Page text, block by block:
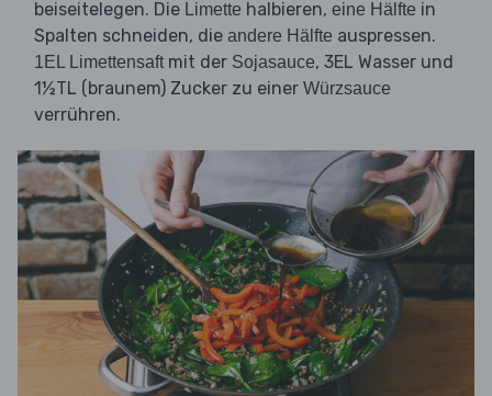
beiseitelegen. Die Limette halbieren, eine Hälfte in
Spalten schneiden, die andere Hälfte auspressen.
1EL Limettensaft mit der Sojasauce, 3EL Wasser und
1½TL (braunem) Zucker zu einer Würzsauce
verrühren.